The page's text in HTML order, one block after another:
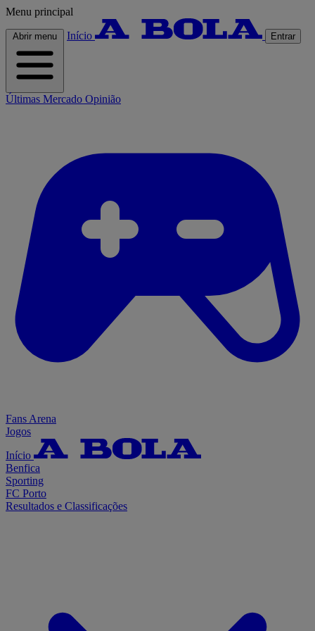
Menu principal
Abrir menu Início Entrar
Últimas Mercado Opinião
Fans Arena
Jogos
Início
Benfica
Sporting
FC Porto
Resultados e Classificações